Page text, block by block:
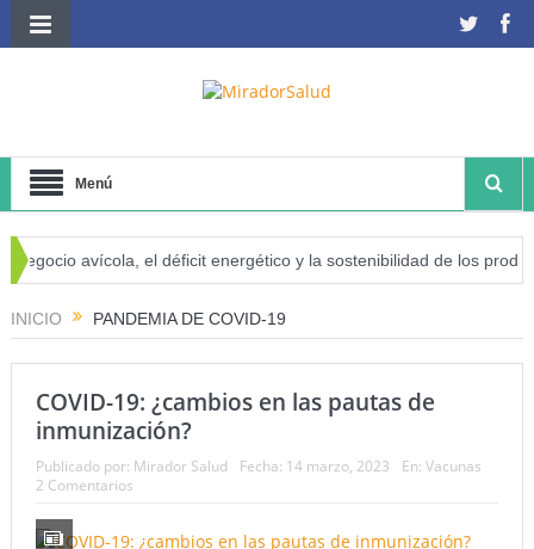
Menú
avícola, el déficit energético y la sostenibilidad de los
INICIO PANDEMIA DE COVID-19
COVID-19: ¿cambios en las pautas de
inmunización?
Publicado por: Mirador Salud Fecha: 14 marzo, 2023 En: Vacunas
2 Comentarios